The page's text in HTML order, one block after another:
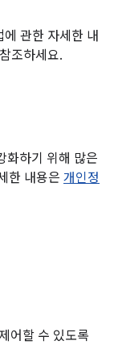
관한 자세한 내
조하세요.
화하기 위해 많은
한 내용은 개인정
어할 수 있도록